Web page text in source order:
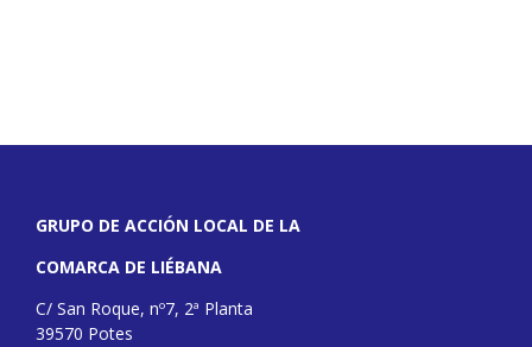
GRUPO DE ACCIÓN LOCAL DE LA
COMARCA DE LIÉBANA
C/ San Roque, nº7, 2ª Planta
39570 Potes